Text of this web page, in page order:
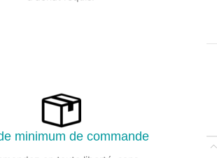
minimum de commande
pour voir les prix.